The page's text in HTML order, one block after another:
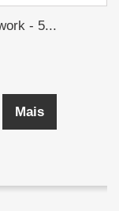
- 5...
Mais